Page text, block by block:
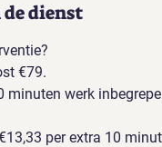
dienst
€79.
minuten werk
per extra 10